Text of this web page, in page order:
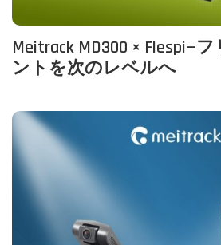
Meitrack MD300 × Flespi—
ントを次のレベルへ